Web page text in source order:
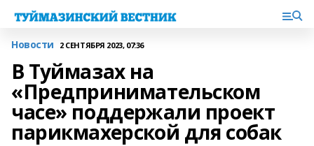
Новости 2 СЕНТЯБРЯ 2023, 07:36
В Туймазах на
«Предпринимательском
часе» поддержали проект
парикмахерской для собак